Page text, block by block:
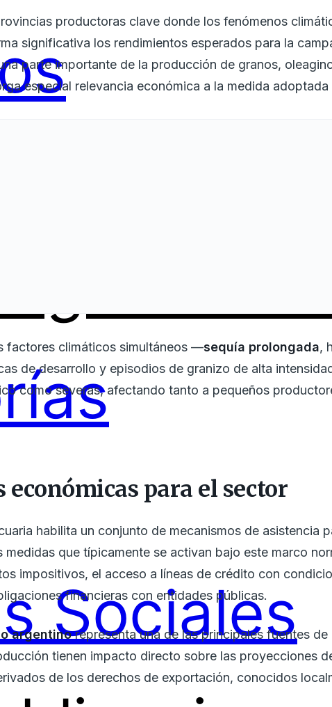
Sociales
productoras clave donde los fenómenos
significativa los rendimientos esperados para la
parte importante de la producción de granos,
especial relevancia económica a la medida
factores climáticos simultáneos —sequía prolongada,
de desarrollo y episodios de granizo de alta
como severas, afectando tanto a pequeños
para el sector
habilita un conjunto de mecanismos de asistencia
medidas que típicamente se activan bajo este marco
impositivos, el acceso a líneas de crédito con
financieras con entidades públicas.
argentinorepresenta una de las principales fuentes
tienen impacto directo sobre las proyecciones
de los derechos de exportación, conocidos